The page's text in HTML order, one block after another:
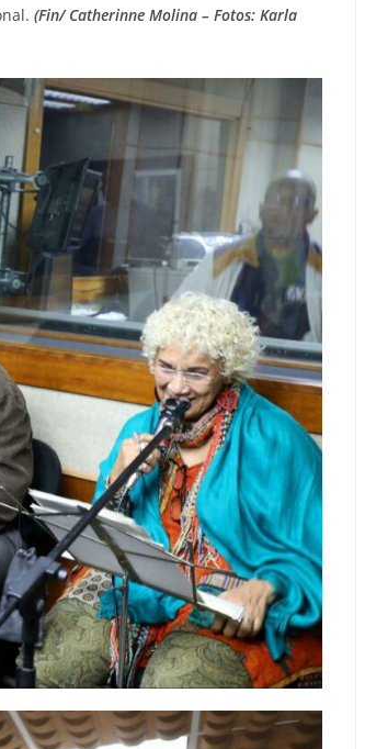
(Fin/ Catherinne Molina – Fotos: Karla